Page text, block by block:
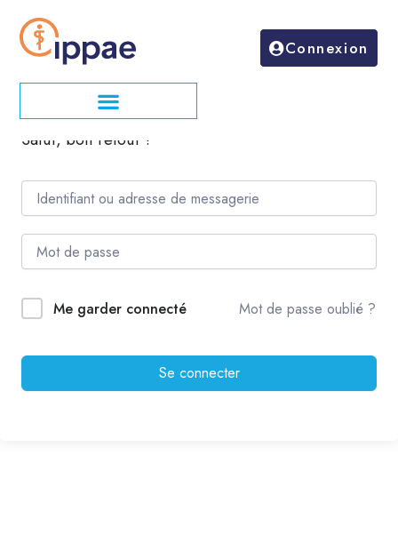
contenu
Connexion
Salut, bon retour !
Me garder connecté Mot de passe oublié ?
Se connecter